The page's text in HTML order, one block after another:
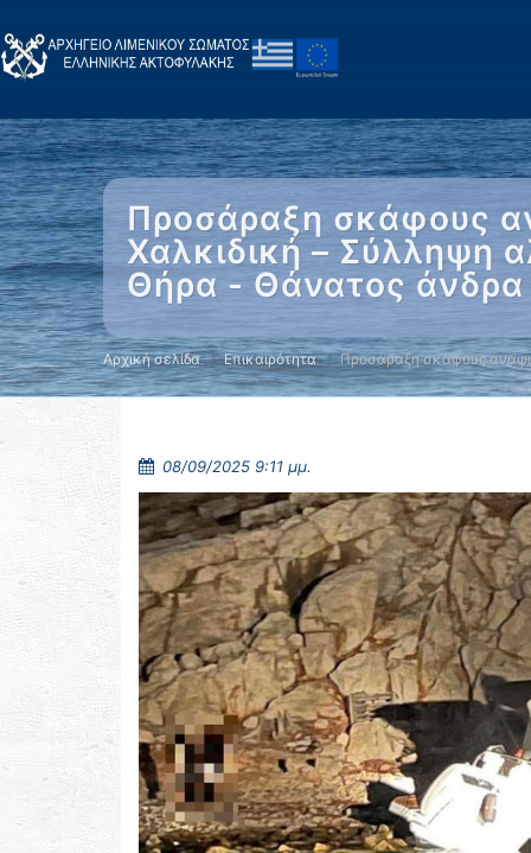
Προσάραξη σκάφους
Χαλκιδική – Σύλληψη
Θήρα - Θάνατος άνδρα
Αρχική σελίδα Επικαιρότητα Προσάραξη σκάφους
08/09/2025 9:11 μμ.